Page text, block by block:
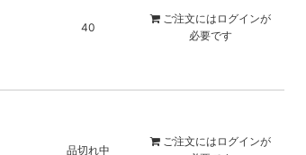
40
ご注文には ログインが
必要です
品切れ中
ご注文には ログインが